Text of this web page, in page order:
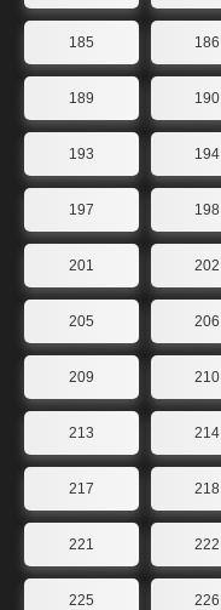
185 186
189 190
193 194
197 198
201 202
205 206
209 210
213 214
217 218
221 222
225 226